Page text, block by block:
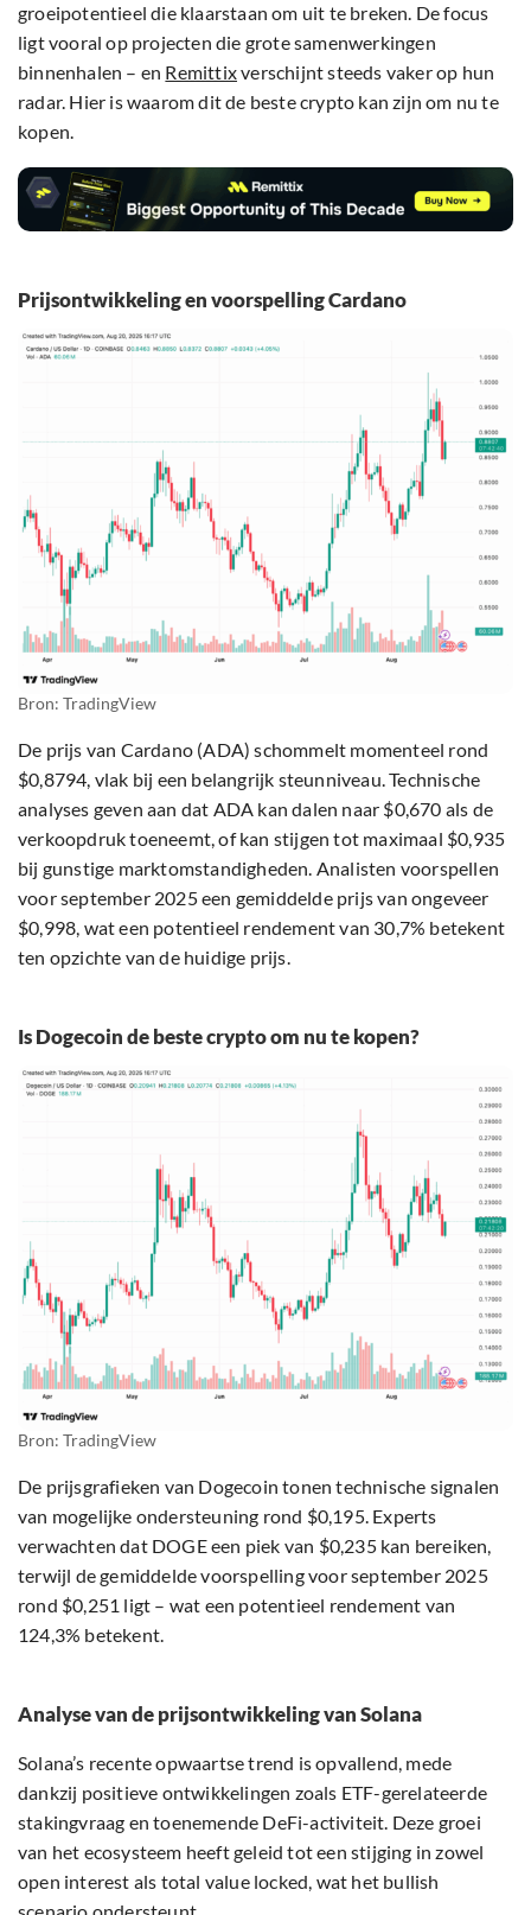
groeipotentieel die klaarstaan om uit te breken. De focus
ligt vooral op projecten die grote samenwerkingen
binnenhalen – en Remittixverschijnt steeds vaker op hun
radar. Hier is waarom dit de beste crypto kan zijn om nu te
kopen.
Prijsontwikkeling en voorspelling Cardano
Bron: TradingView
De prijs van Cardano (ADA) schommelt momenteel rond
$0,8794, vlak bij een belangrijk steunniveau. Technische
analyses geven aan dat ADA kan dalen naar $0,670 als de
verkoopdruk toeneemt, of kan stijgen tot maximaal $0,935
bij gunstige marktomstandigheden. Analisten voorspellen
voor september 2025 een gemiddelde prijs van ongeveer
$0,998, wat een potentieel rendement van 30,7% betekent
ten opzichte van de huidige prijs.
Is Dogecoin de beste crypto om nu te kopen?
Bron: TradingView
De prijsgrafieken van Dogecoin tonen technische signalen
van mogelijke ondersteuning rond $0,195. Experts
verwachten dat DOGE een piek van $0,235 kan bereiken,
terwijl de gemiddelde voorspelling voor september 2025
rond $0,251 ligt – wat een potentieel rendement van
124,3% betekent.
Analyse van de prijsontwikkeling van Solana
Solana’s recente opwaartse trend is opvallend, mede
dankzij positieve ontwikkelingen zoals ETF-gerelateerde
stakingvraag en toenemende DeFi-activiteit. Deze groei
van het ecosysteem heeft geleid tot een stijging in zowel
open interest als total value locked, wat het bullish